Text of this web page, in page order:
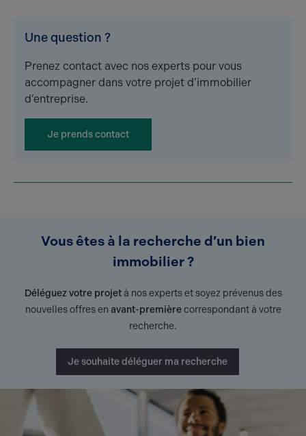
Une question ?
Prenez contact avec nos experts pour vous
accompagner dans votre projet d’immobilier
d’entreprise.
Je prends contact
Vous êtes à la recherche d’un bien
immobilier ?
Déléguez votre projetà nos experts et soyez prévenus des
nouvelles offres en avant-premièrecorrespondant à votre
recherche.
Je souhaite déléguer ma recherche